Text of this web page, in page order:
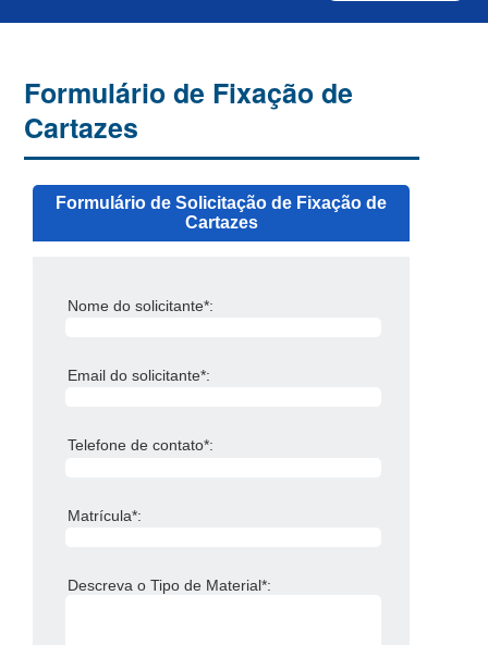
Formulário de Fixação de
Cartazes
Formulário de Solicitação de Fixação de
Cartazes
Nome do solicitante*:
Email do solicitante*:
Telefone de contato*:
Matrícula*:
Descreva o Tipo de Material*: